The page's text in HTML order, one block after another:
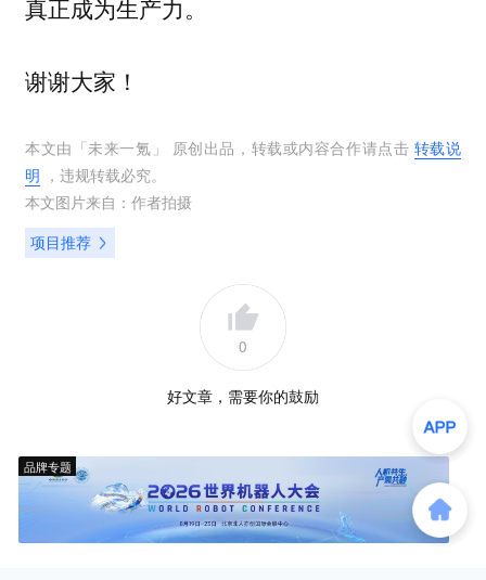
真正成为生产力。
谢谢大家！
本文由「未来一氪 」 原创出品，转载或内容合作请点击 转载说
明 ，违规转载必究。
本文图片来自： 作者拍摄
项目推荐
0
好文章，需要你的鼓励
品牌专题